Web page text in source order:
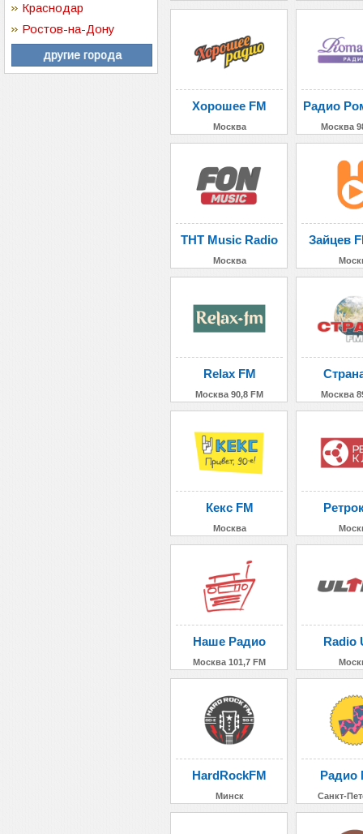
Краснодар
Ростов-на-Дону
другие города
Хорошее FM
Москва
Радио
Москва
ТНТ Music Radio
Москва
Зайцев
Relax FM
Москва 90,8 FM Москва
Кекс FM
Москва
Наше Радио
Москва 101,7 FM
Radio
HardRockFM
Минск
Радио
Санкт-